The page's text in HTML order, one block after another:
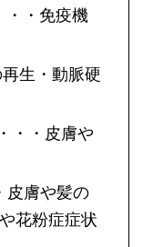
・・免疫機
生・動脈硬
・・皮膚や
皮膚や髪の
花粉症症状